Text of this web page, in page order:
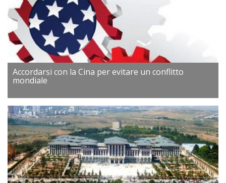
Accordarsi con la Cina per evitare un conflitto
mondiale